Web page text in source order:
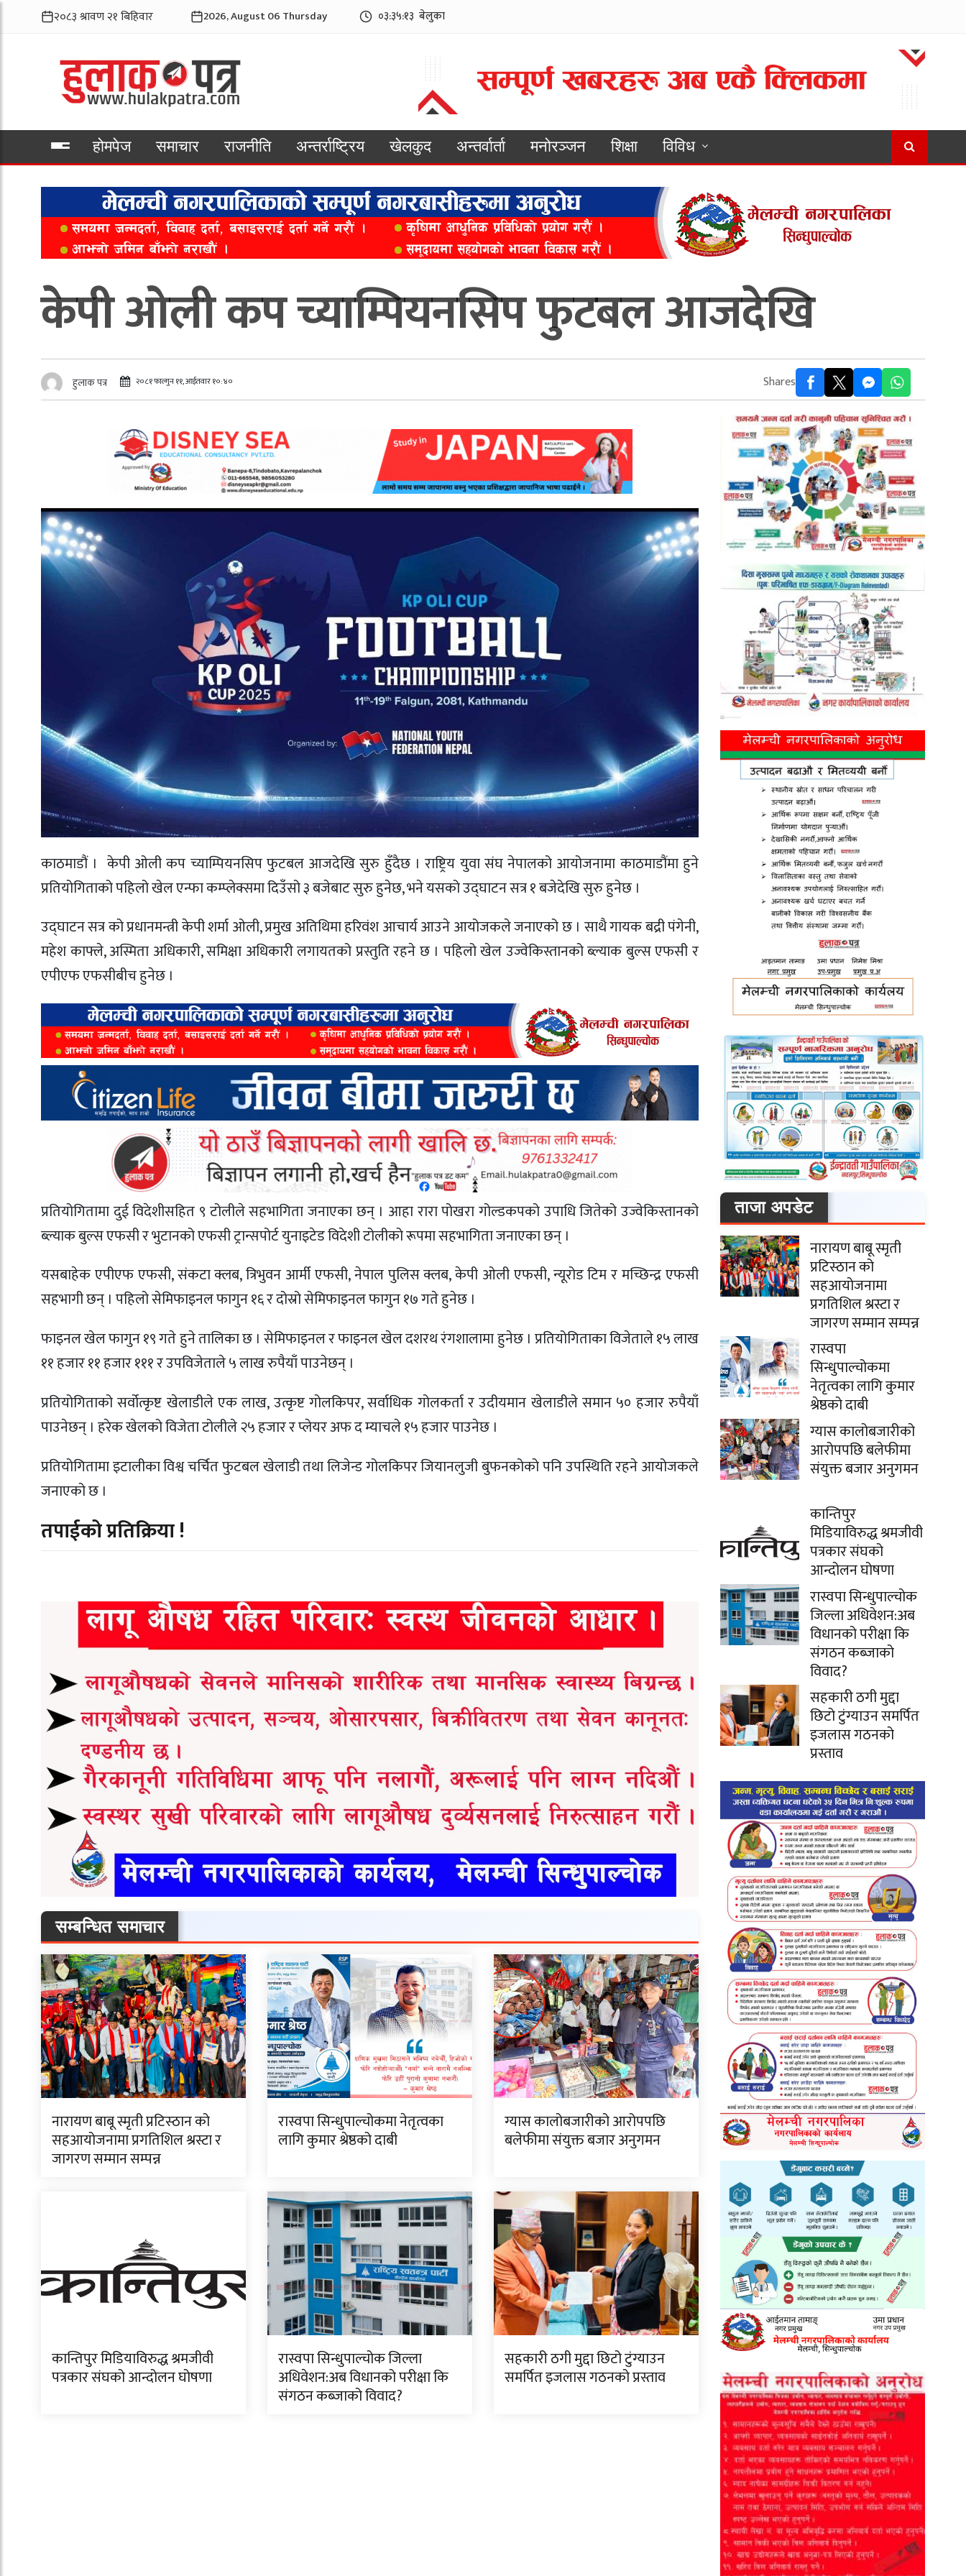
2026, August 06 Thursday ०३:३५:१५ बेलुका
होमपेज समाचार राजनीति अन्तर्राष्ट्रिय खेलकुद अन्तर्वार्ता मनोरञ्जन शिक्षा
विविध
केपी ओली कप च्याम्पियनसिप फुटबल आजदेखि
हुलाक पत्र २०८१ फाल्गुन ११, आईतवार १०:४० Shares
काठमाडौं । केपी ओली कप च्याम्पियनसिप फुटबल आजदेखि सुरु हुँदैछ । राष्ट्रिय युवा संघ नेपालको आयोजनामा काठमाडौंमा हुने
प्रतियोगिताको पहिलो खेल एन्फा कम्प्लेक्समा दिउँसो ३ बजेबाट सुरु हुनेछ, भने यसको उद्घाटन सत्र १ बजेदेखि सुरु हुनेछ ।
उद्घाटन सत्र को प्रधानमन्त्री केपी शर्मा ओली, प्रमुख अतिथिमा हरिवंश आचार्य आउने आयोजकले जनाएको छ । साथै गायक बद्री पंगेनी,
महेश काफ्ले, अस्मिता अधिकारी, समिक्षा अधिकारी लगायतको प्रस्तुति रहने छ । पहिलो खेल उज्वेकिस्तानको ब्ल्याक बुल्स एफसी र
एपीएफ एफसीबीच हुनेछ ।
प्रतियोगितामा दुई विदेशीसहित ९ टोलीले सहभागिता जनाएका छन् । आहा रारा पोखरा गोल्डकपको उपाधि जितेको उज्वेकिस्तानको
ब्ल्याक बुल्स एफसी र भुटानको एफसी ट्रान्सपोर्ट युनाइटेड विदेशी टोलीको रूपमा सहभागिता जनाएका छन् ।
यसबाहेक एपीएफ एफसी, संकटा क्लब, त्रिभुवन आर्मी एफसी, नेपाल पुलिस क्लब, केपी ओली एफसी, न्यूरोड टिम र मच्छिन्द्र एफसी
सहभागी छन् । पहिलो सेमिफाइनल फागुन १६ र दोस्रो सेमिफाइनल फागुन १७ गते हुनेछ ।
फाइनल खेल फागुन १९ गते हुने तालिका छ । सेमिफाइनल र फाइनल खेल दशरथ रंगशालामा हुनेछ । प्रतियोगिताका विजेताले १५ लाख
११ हजार ११ हजार १११ र उपविजेताले ५ लाख रुपैयाँ पाउनेछन् ।
प्रतियोगिताको सर्वोत्कृष्ट खेलाडीले एक लाख, उत्कृष्ट गोलकिपर, सर्वाधिक गोलकर्ता र उदीयमान खेलाडीले समान ५० हजार रुपैयाँ
पाउनेछन् । हरेक खेलको विजेता टोलीले २५ हजार र प्लेयर अफ द म्याचले १५ हजार पाउनेछ ।
प्रतियोगितामा इटालीका विश्व चर्चित फुटबल खेलाडी तथा लिजेन्ड गोलकिपर जियानलुजी बुफनकोको पनि उपस्थिति रहने आयोजकले
जनाएको छ ।
तपाईको प्रतिक्रिया !
सम्बन्धित समाचार
नारायण बाबू स्मृती प्रटिस्ठान को
सहआयोजनामा प्रगतिशिल श्रस्टा र
जागरण सम्मान सम्पन्न
रास्वपा सिन्धुपाल्चोकमा नेतृत्वका
लागि कुमार श्रेष्ठको दाबी
ग्यास कालोबजारीको आरोपपछि
बलेफीमा संयुक्त बजार अनुगमन
कान्तिपुर मिडियाविरुद्ध श्रमजीवी
पत्रकार संघको आन्दोलन घोषणा
रास्वपा सिन्धुपाल्चोक जिल्ला
अधिवेशन:अब विधानको परीक्षा कि
संगठन कब्जाको विवाद?
सहकारी ठगी मुद्दा छिटो टुंग्याउन
समर्पित इजलास गठनको प्रस्ताव
ताजा अपडेट
नारायण बाबू स्मृती
प्रटिस्ठान को
सहआयोजनामा
प्रगतिशिल श्रस्टा र
जागरण सम्मान सम्पन्न
रास्वपा
सिन्धुपाल्चोकमा
नेतृत्वका लागि कुमार
श्रेष्ठको दाबी
ग्यास कालोबजारीको
आरोपपछि बलेफीमा
संयुक्त बजार अनुगमन
कान्तिपुर
मिडियाविरुद्ध श्रमजीवी
पत्रकार संघको
आन्दोलन घोषणा
रास्वपा सिन्धुपाल्चोक
जिल्ला अधिवेशन:अब
विधानको परीक्षा कि
संगठन कब्जाको
विवाद?
सहकारी ठगी मुद्दा
छिटो टुंग्याउन समर्पित
इजलास गठनको
प्रस्ताव